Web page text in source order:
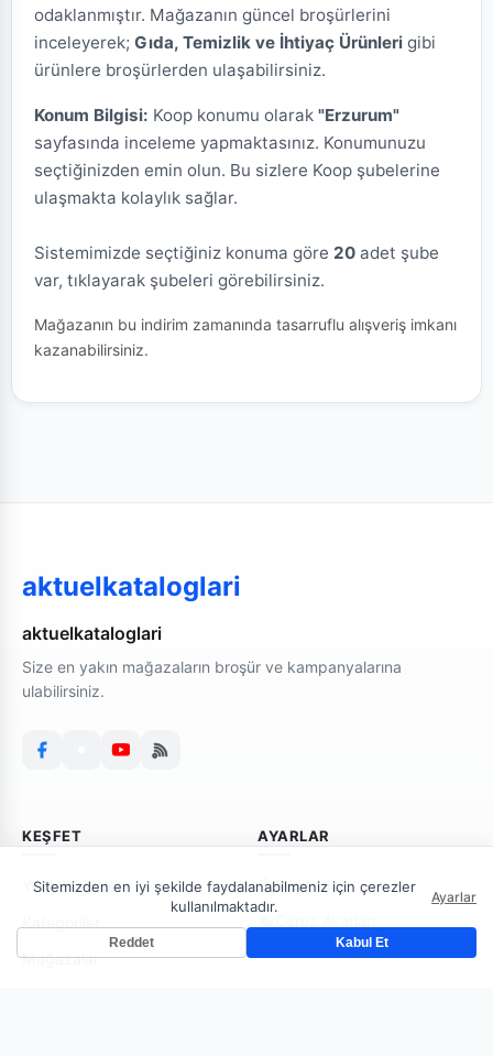
odaklanmıştır. Mağazanın güncel broşürlerini
inceleyerek; Gıda, Temizlik ve İhtiyaç Ürünleri gibi
ürünlere broşürlerden ulaşabilirsiniz.
Konum Bilgisi: Koop konumu olarak "Erzurum"
sayfasında inceleme yapmaktasınız. Konumunuzu
seçtiğinizden emin olun. Bu sizlere Koop şubelerine
ulaşmakta kolaylık sağlar.
Sistemimizde seçtiğiniz konuma göre 20 adet şube
var, tıklayarak şubeleri görebilirsiniz.
Mağazanın bu indirim zamanında tasarruflu alışveriş imkanı
kazanabilirsiniz.
aktuelkataloglari
aktuelkataloglari
Size en yakın mağazaların broşür ve kampanyalarına
ulabilirsiniz.
KEŞFET
Yeni Broşürler
Mağazalar
AYARLAR
Bildirimler
Sitemizden en iyi şekilde faydalanabilmeniz için çerezler
kullanılmaktadır.
Ayarlar
Reddet Kabul Et